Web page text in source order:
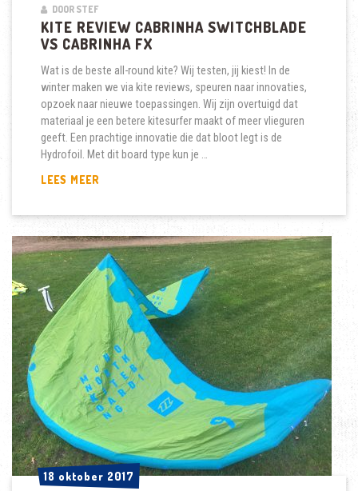
DOOR STEF
KITE REVIEW CABRINHA SWITCHBLADE
VS CABRINHA FX
Wat is de beste all-round kite? Wij testen, jij kiest! In de
winter maken we via kite reviews, speuren naar innovaties,
opzoek naar nieuwe toepassingen. Wij zijn overtuigd dat
materiaal je een betere kitesurfer maakt of meer vlieguren
geeft. Een prachtige innovatie die dat bloot legt is de
Hydrofoil. Met dit board type kun je …
LEES MEER
SWITCHBLADE
VS
CABRINHA
FX
18 oktober 2017
18 oktober 2017